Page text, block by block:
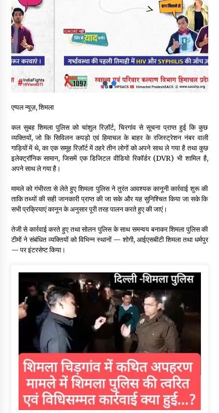
बड़ी ख़बर – अनुबंध कर्मचारियों को बैक डेट से नहीं मिलेगा नियमितीकरण,
शिक्षा निदेशालय ने जारी किया स्पष्टीकरण
05/08/2026
देहरा पुलिस की बड़ी कार्रवाई- 90 लाख नकद और 2 करोड़के सोने के
आभूषण बरामद, 7 आरोपी गिरफ्तार
05/08/2026
वन विभाग एवं रेड क्रॉस सोसायटी के संयुक्त तत्वावधान में शूराला में वृक्षारोपण
अभियान आयोजित
05/08/2026
हिमाचल में प्रतिशोध की राजनीति के खिलाफ भाजपा ने शिमला CM आवास
ओकओवर घेराव में किया शक्ति प्रदर्शन
05/08/2026
एप्पल न्यूज़, शिमला
कल सुबह शिमला पुलिस को चांशुल रिज़ॉर्ट, चिरगांव से सूचना प्राप्त हुई कि कुछ
व्यक्तियों, जो कि सिविलन कपड़ो एवं हिमाचल के बाहर के रजिस्ट्रेशन नंबर वाली
गाड़ियों में थे, का एक समूह रिज़ॉर्ट में ठहरे तीन लोगों को अपने साथ ले गया है तथा कुछ
इलेक्ट्रॉनिक सामान, जिसमें एक डिजिटल वीडियो रिकॉर्डर (DVR) भी शामिल है,
अपने साथ ले गया है।
मामले को गंभीरता से लेते हुए शिमला पुलिस ने तुरंत आवश्यक कानूनी कार्रवाई शुरू की
ताकि तथ्यों की सही जानकारी प्राप्त की जा सके और यह सुनिश्चित किया जा सके कि
सभी प्रक्रियाएं कानून के अनुसार पूरी तरह पालन करते हुए की जाएं।
तेजी से कार्रवाई करते हुए तथा सोलन पुलिस के साथ समन्वय बनाकर शिमला पुलिस की
टीमों ने संबंधित व्यक्तियों को विभिन्न स्थानों — शोगी, आईएसबीटी शिमला तथा धर्मपुर
— पर इंटरसेप्ट किया।